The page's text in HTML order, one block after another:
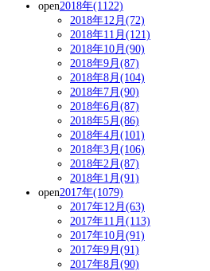
open2018年(1122)
2018年12月(72)
2018年11月(121)
2018年10月(90)
2018年9月(87)
2018年8月(104)
2018年7月(90)
2018年6月(87)
2018年5月(86)
2018年4月(101)
2018年3月(106)
2018年2月(87)
2018年1月(91)
open2017年(1079)
2017年12月(63)
2017年11月(113)
2017年10月(91)
2017年9月(91)
2017年8月(90)